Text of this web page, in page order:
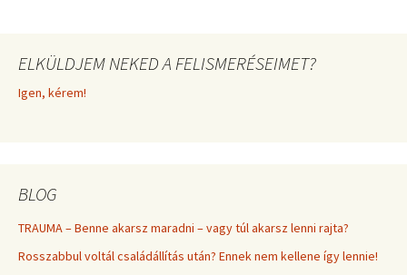
ELKÜLDJEM NEKED A FELISMERÉSEIMET?
Igen, kérem!
BLOG
TRAUMA – Benne akarsz maradni – vagy túl akarsz lenni rajta?
Rosszabbul voltál családállítás után? Ennek nem kellene így lennie!